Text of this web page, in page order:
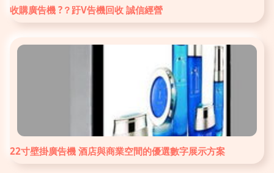
收購廣告機 ?？趶V告機回收 誠信經營
22寸壁掛廣告機 酒店與商業空間的優選數字展示方案